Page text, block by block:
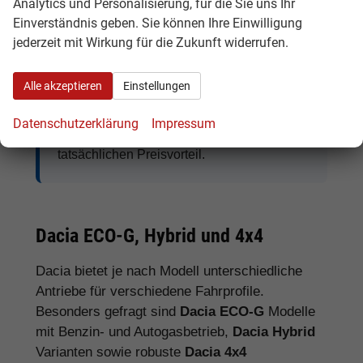
Tipp:Vergleichen Sie bei Dacia EU-
sondern auch Ausstattung, Lieferzeit,
Zusatzkosten. So erkennen Sie den
tatsächlichen Preisvorteil.
Dacia ECO-G, Hybrid und 4x4
Dacia bietet je nach Modell unterschiedliche
Antriebe für verschiedene Fahrprofile.
Besonders gefragt sind Dacia ECO-G Modelle
mit Benzin- und Autogasbetrieb, Dacia Hybrid
Varianten sowie robuste Dacia 4x4
Analytics und Personalisierung, für die Sie uns Ihr
Einverständnis geben. Sie können Ihre Einwilligung
jederzeit mit Wirkung für die Zukunft widerrufen.
Alle akzeptieren Einstellungen
Datenschutzerklärung Impressum